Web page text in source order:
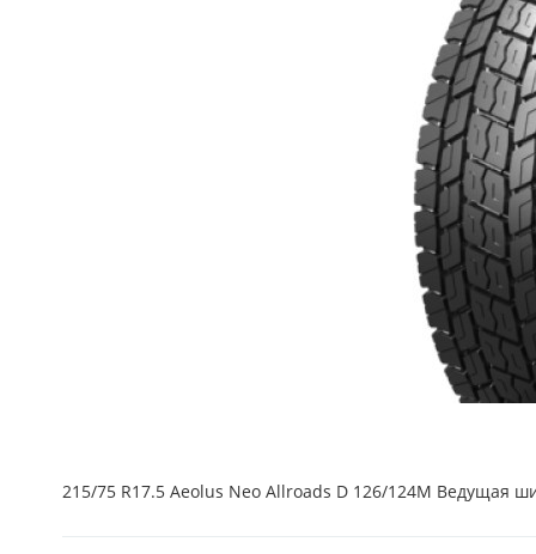
215/75 R17.5 Aeolus Neo Allroads D 126/124M Ведущая